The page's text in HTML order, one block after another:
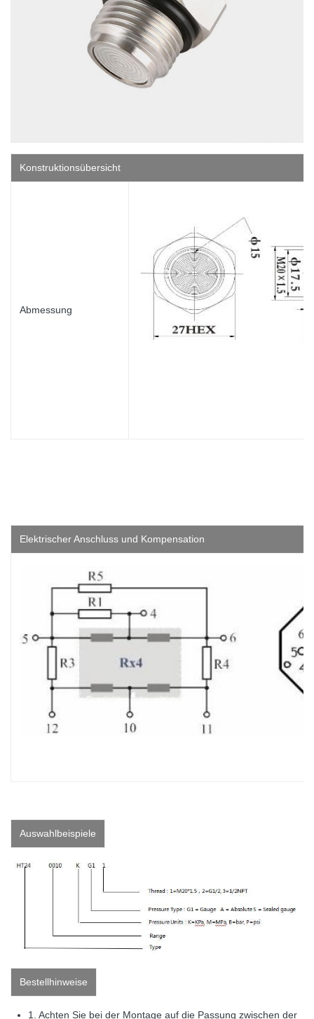
Konstruktionsübersicht
Abmessung
Elektrischer Anschluss und Kompensation
Auswahlbeispiele
Bestellhinweise
1. Achten Sie bei der Montage auf die Passung zwischen der